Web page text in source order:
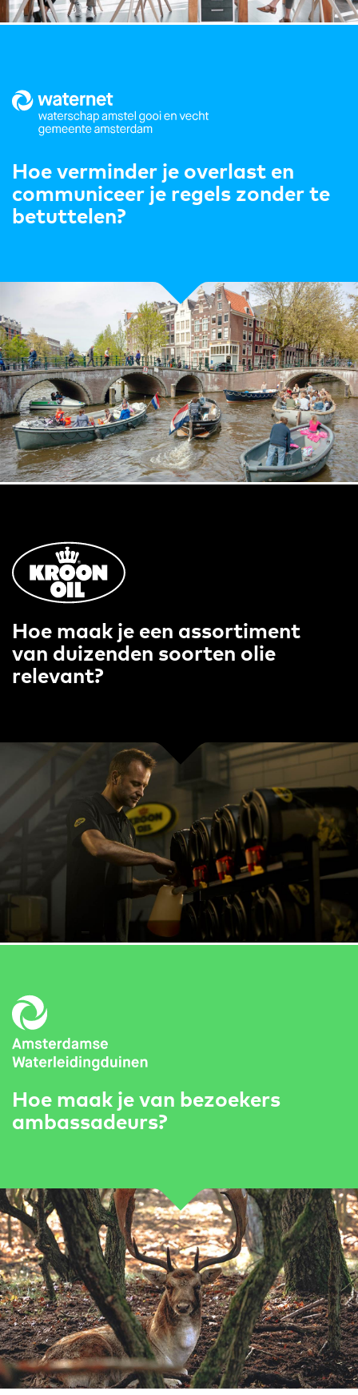
Hoe verminder je overlast en
communiceer je regels zonder te
betuttelen?
Hoe maak je een assortiment
van duizenden soorten olie
relevant?
Hoe maak je van bezoekers
ambassadeurs?